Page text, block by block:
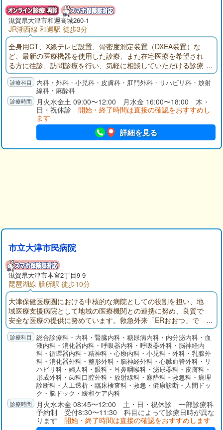
滋賀県大津市和邇高城260-1
JR湖西線 和邇駅 徒歩3分
全身用CT、X線テレビ設置、骨密度測定装置（DXEA装置）な
ど、最新の医療機器を使用した診療、また在宅医療を希望され
る方に往診、訪問診療を行い、気軽に相談していただける診療
所を目指します。
内科・外科・小児科・皮膚科・肛門外科・リハビリ科・放射
線科・麻酔科
月火水金土 09:00〜12:00 月水金 16:00〜18:00 木・
日・祝休診 開始・終了時間は直接の確認をおすすめし
ます
詳細を見る
市立大津市民病院
滋賀県大津市本宮2丁目9-9
琵琶湖線 膳所駅 徒歩10分
大津保健医療圏における中核的な病院としての役割を担い、地
域医療支援病院として地域の医療機関との連携に努め、良質で
安全な医療の提供に努めています。救急外来「ERおおつ」で
は、24時間365日「とまらない救急」を掲げ、救急専門医を中心
に他科医師やICUと速やかに連携しています。健診センターでは
各種検診や予防接種を行うとともに、早期発見から内視鏡およ
び外科的手術治療、化学療法、放射線治療そして緩和ケアにい
たるまで、シームレスで集学的ながん診療を提供しています。
総合診療科・内科・腎臓内科・糖尿病内科・内分泌内科・血
液内科・消化器内科・呼吸器内科・呼吸器外科・脳神経内
科・循環器内科・精神科・心療内科・小児科・外科・乳腺外
科・消化器外科・整形外科・脳神経外科・心臓血管外科・リ
ハビリ科・婦人科・眼科・耳鼻咽喉科・泌尿器科・皮膚科・
形成外科・歯科口腔外科・放射線科・麻酔科・救急科・病理
診断科・人工透析・臨床検査科・救急・健康診断・人間ドッ
ク・脳ドック・緩和ケア内科
月火水木金 08:45〜12:00 土・日・祝休診 一部診療科
予約制 受付8:30〜11:30 科目によって診療日時が異な
ります 開始・終了時間は直接の確認をおすすめします